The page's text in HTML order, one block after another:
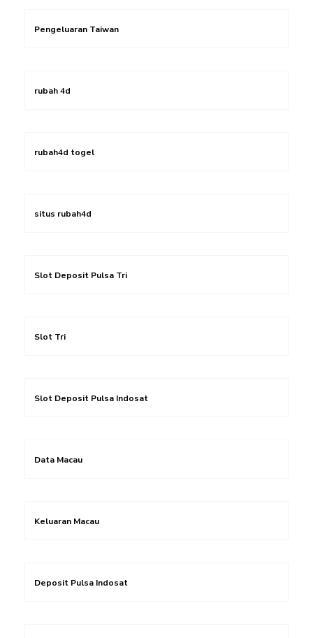
Pengeluaran Taiwan
rubah 4d
rubah4d togel
situs rubah4d
Slot Deposit Pulsa Tri
Slot Tri
Slot Deposit Pulsa Indosat
Data Macau
Keluaran Macau
Deposit Pulsa Indosat